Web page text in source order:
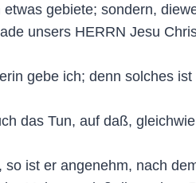
gebiete; sondern,
unsers HERRN Jesu
gebe ich; denn solches
das Tun, auf daß,
so ist er angenehm, nach